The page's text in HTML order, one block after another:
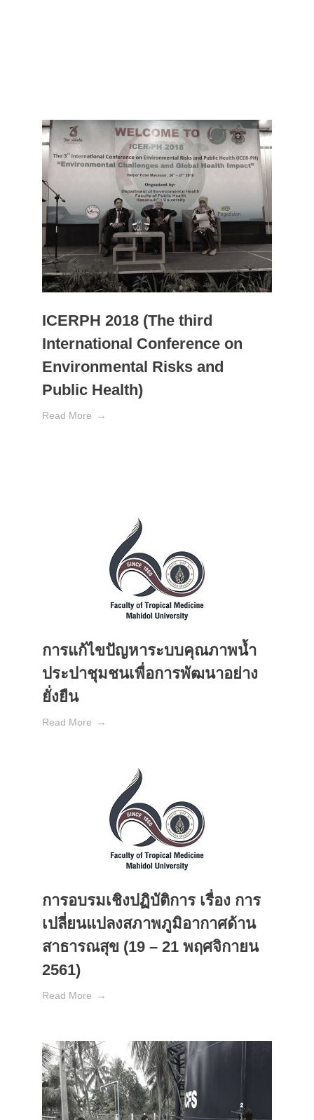
ICERPH 2018 (The third
International Conference on
Environmental Risks and
Public Health)
Read More
การแก้ไขปัญหาระบบคุณภาพน้ำ
ประปาชุมชนเพื่อการพัฒนาอย่าง
ยั่งยืน
Read More
การอบรมเชิงปฏิบัติการ เรื่อง การ
เปลี่ยนแปลงสภาพภูมิอากาศด้าน
สาธารณสุข (19 – 21 พฤศจิกายน
2561)
Read More